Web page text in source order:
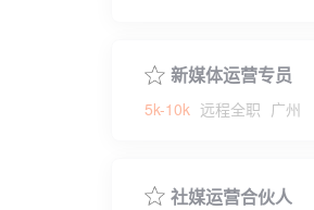
新媒体运营专员
5k-10k 远程全职 广州
社媒运营合伙人